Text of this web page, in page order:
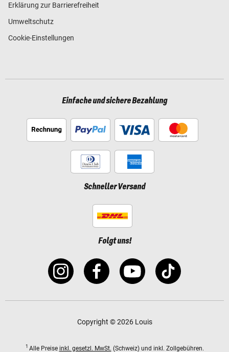
Erklärung zur Barrierefreiheit
Umweltschutz
Cookie-Einstellungen
Einfache und sichere Bezahlung
Schneller Versand
Folgt uns!
Copyright © 2026 Louis
1 Alle Preise inkl. gesetzl. MwSt. (Schweiz) und inkl. Zollgebühren.